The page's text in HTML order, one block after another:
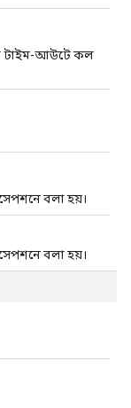
টাইম-আউটে কল
বলা হয়।
বলা হয়।